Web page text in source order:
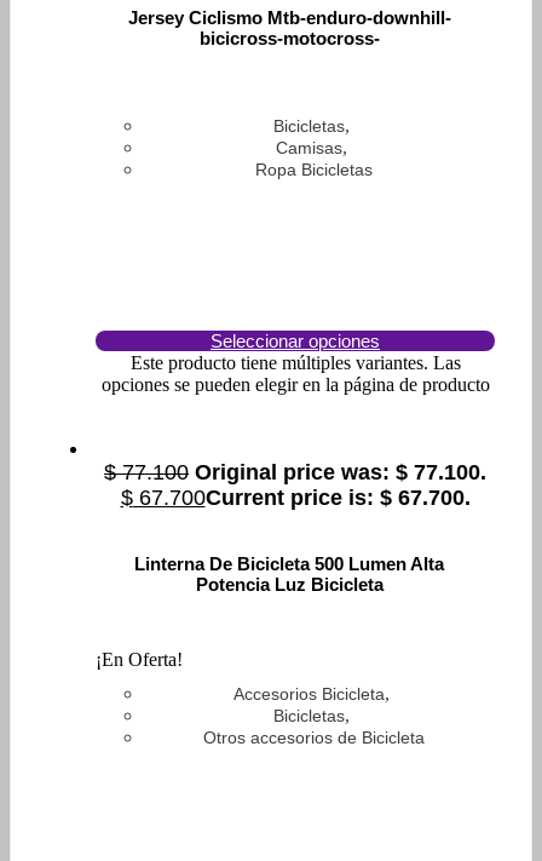
Jersey Ciclismo Mtb-enduro-downhill-
bicicross-motocross-
Bicicletas,
Camisas,
Ropa Bicicletas
Seleccionar opciones
Este producto tiene múltiples variantes. Las
opciones se pueden elegir en la página de producto
$77.100 Original price was: $ 77.100.
$67.700Current price is: $ 67.700.
Linterna De Bicicleta 500 Lumen Alta
Potencia Luz Bicicleta
¡En Oferta!
Accesorios Bicicleta,
Bicicletas,
Otros accesorios de Bicicleta